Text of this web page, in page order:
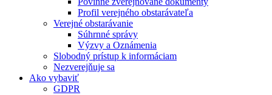
Profil verejného obstarávateľa
Verejné obstarávanie
Súhrnné správy
Výzvy a Oznámenia
Slobodný prístup k informáciam
Nezverejňuje sa
Ako vybaviť
GDPR